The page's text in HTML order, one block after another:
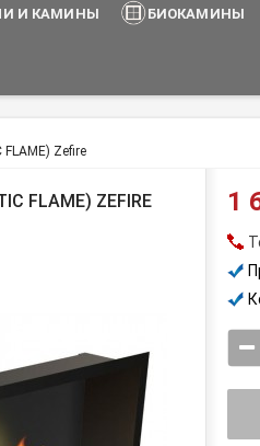
И КАМИНЫ БИОКАМИНЫ
Zefire
FLAME) ZEFIRE 1